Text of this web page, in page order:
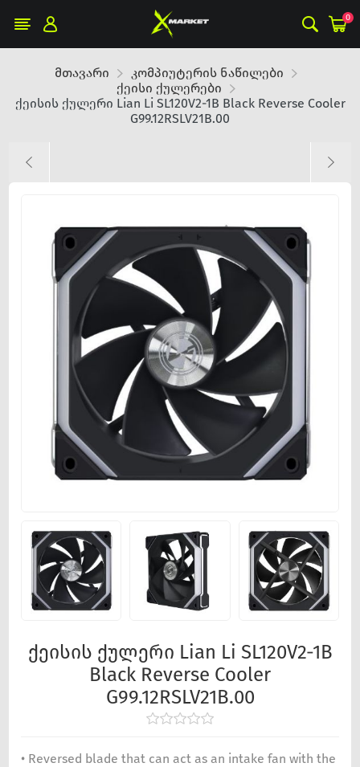
0
მთავარი
კომპიუტერის ნაწილები
ქეისი ქულერები
ქეისის ქულერი Lian Li SL120V2-1B Black Reverse Cooler
G99.12RSLV21B.00
ქეისის ქულერი Lian Li SL120V2-1B
Black Reverse Cooler
G99.12RSLV21B.00
• Reversed blade that can act as an intake fan with the